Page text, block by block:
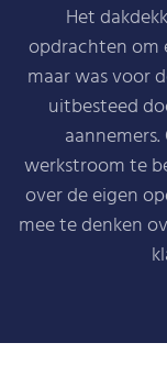
Het
opdrachten om
maar was voor
uitbesteed
werkstroom te
over de eigen
mee te denken